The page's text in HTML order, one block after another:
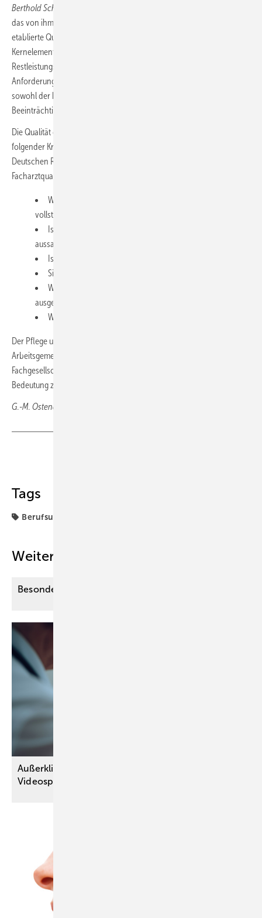
Berthold Schröder
das von ihm bei der Allianz Lebensversicherung vor ca. sechs Jahren
etablierte Qualitätsmanagement in der BU-Begutachtung vor.
Kernelement der BU-Leistungsprüfung ist die Gegenüberstellung des
Restleistungsvermögens zu den konkreten beruflichen
Anforderungen. Dies setzt eine genaue Sachverhaltsermittlung
sowohl der beruflichen Tätigkeit als auch der medizinischen
Beeinträchtigungen voraus.
Die Qualität der beauftragten BU-Gutachten wird dann anhand
folgender Kriterien (die entwickelt worden waren für Gutachten der
Deutschen Rentenversicherung) durch Gesellschaftsärzte mit
Facharztqualifikation beurteilt:
Wurden die im Gutachtenauftrag gestellten Fragen
vollständig beantwortet?
Ist das Gutachten für die Leistungs­beurteilung
aussagekräftig?
Ist die Argumentationskette in sich plausibel und schlüssig?
Sind die Einschätzungen nachvollziehbar?
Werden durch das Gutachten juristische Angriffspunkte
aus­geräumt?
Wurde eine wissenschaftliche ­Leit­linie benutzt?
Der Pflege und Weiterentwicklung der Leitlinien der
Arbeitsgemeinschaft der Wissenschaftlichen Medizinischen
Fachgesellschaften (AWMF) kommt in der BU-Begutachtung eine hohe
Bedeutung zu, erklärte
G.-M. Ostendorf
Tags
Berufsunfähigkeitsversicherung
Weitere Inhalte
Besondere Anforderungen der Therapie im
Außerklinische Intensivpflege kann künftig per
Videosprechstunde verordnet